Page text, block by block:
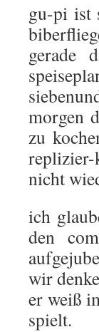
gu-pi ist
gerade
morgen
zu
nicht
ich
den
wir
er weiß
spielt.